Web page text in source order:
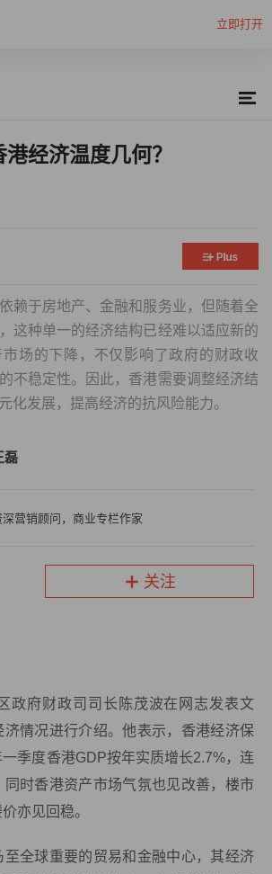
立即打开
经济温度几何？
赖于房地产、金融和服务业，但随着全
这种单一的经济结构已经难以适应新的
场的下降，不仅影响了政府的财政收
不稳定性。因此，香港需要调整经济结
化发展，提高经济的抗风险能力。
磊
深营销顾问，商业专栏作家
关注
政府财政司司长陈茂波在网志发表文
济情况进行介绍。他表示，香港经济保
季度香港GDP按年实质增长2.7%，连
时香港资产市场气氛也见改善，楼市
亦见回稳。
至全球重要的贸易和金融中心，其经济